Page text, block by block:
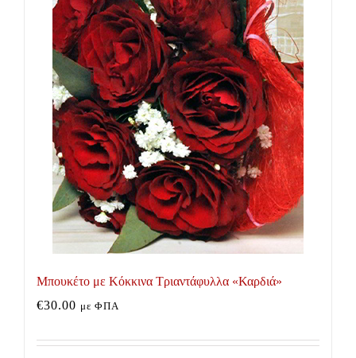
Μπουκέτο με Κόκκινα Τριαντάφυλλα «Καρδιά»
€30.00 με ΦΠΑ